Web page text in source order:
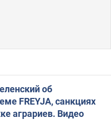
об
FREYJA, санкциях
аграриев. Видео